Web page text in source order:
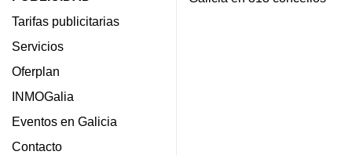
Tarifas publicitarias
Servicios
Oferplan
INMOGalia
Eventos en Galicia
Contacto